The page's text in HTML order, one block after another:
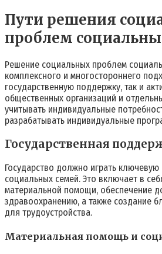
Пути решения
проблем
Решение социальных проблем
комплексного и многостороннего
государственную поддержку, так и
общественных организаций и
учитывать индивидуальные
разрабатывать индивидуальные
Государственная
Государство должно играть
социальных семей. Это включает в
материальной помощи, обеспечение
здравоохранению, а также создание
для трудоустройства.
Материальная помощь и